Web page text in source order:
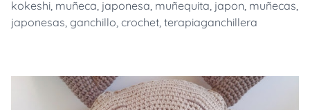
kokeshi, muñeca, japonesa, muñequita, japon, muñecas,
japonesas, ganchillo, crochet, terapiaganchillera